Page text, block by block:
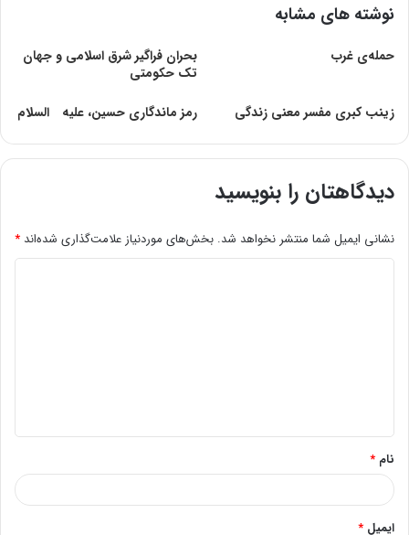
نوشته های مشابه
حمله‌ی غرب
بحران فراگیر شرق اسلامی و جهان
تک حکومتی
زينب كبرى مفسر معنى زندگى‏
رمز ماندگارى حسین، علیه السلام
دیدگاهتان را بنویسید
نشانی ایمیل شما منتشر نخواهد شد. بخش‌های موردنیاز علامت‌گذاری شده‌اند *
*
نام *
ایمیل *